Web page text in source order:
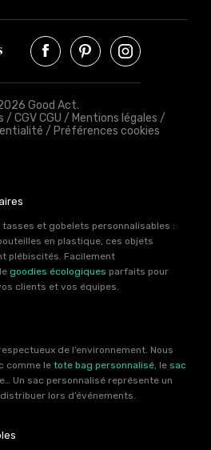
Good Act.
/ CGV CGU / Mentions légales /
/ Préférences cookies
, tasses et gobelets personnalisables :
en plastique, ces objets
plébiscités. Facilement
goodies écologiques parfaits pour
clients et vos équipes.
de l’environnement. Nous
comme le tote bag personnalisé, le sac
Un sac personnalisé représente un
lors d’événements.